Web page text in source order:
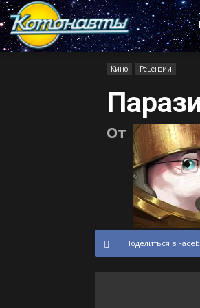
Котонавты
Кино Рецензии
От
Поделиться в